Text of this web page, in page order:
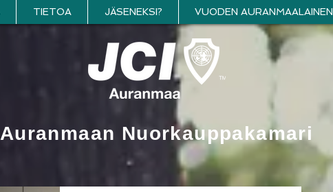
TIETOA JÄSENEKSI? VUODEN AURANMAALAINEN
Auranmaan Nuorkauppakamari